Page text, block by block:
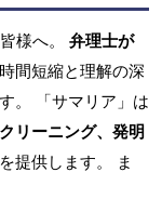
様へ。 弁理士が
間短縮と理解の深
。 「サマリア」は
リーニング、発明
提供します。 ま